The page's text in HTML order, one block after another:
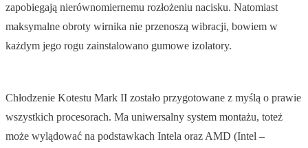
zapobiegają nierównomiernemu rozłożeniu nacisku. Natomiast
maksymalne obroty wirnika nie przenoszą wibracji, bowiem w
każdym jego rogu zainstalowano gumowe izolatory.
Chłodzenie Kotestu Mark II zostało przygotowane z myślą o prawie
wszystkich procesorach. Ma uniwersalny system montażu, toteż
może wylądować na podstawkach Intela oraz AMD (Intel –